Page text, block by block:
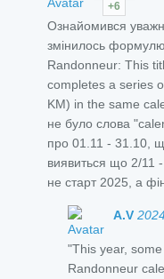
+6
Ознайомився
змінилось
Randonneur: This
completes a series
KM) in the same
не було слова
про 01.11 - 31.10,
виявиться що 2/11
не старт 2025, а
A.V
"This year,
Randonneur